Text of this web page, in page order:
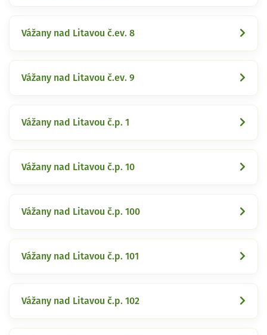
Vážany nad Litavou č.ev. 8
Vážany nad Litavou č.ev. 9
Vážany nad Litavou č.p. 1
Vážany nad Litavou č.p. 10
Vážany nad Litavou č.p. 100
Vážany nad Litavou č.p. 101
Vážany nad Litavou č.p. 102